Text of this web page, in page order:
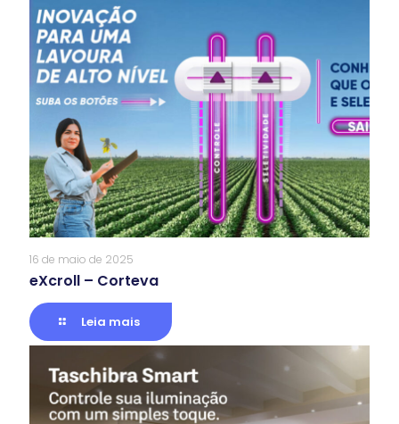
16 de maio de 2025
eXcroll – Corteva
Leia mais